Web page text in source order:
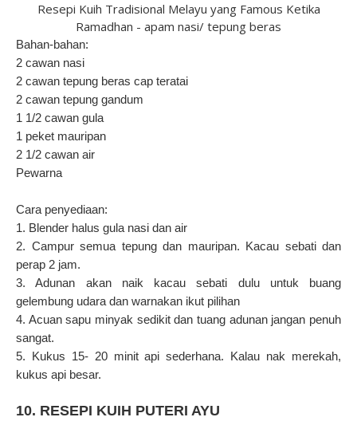
Resepi Kuih Tradisional Melayu yang Famous Ketika
Ramadhan - apam nasi/ tepung beras
Bahan-bahan:
2 cawan nasi
2 cawan tepung beras cap teratai
2 cawan tepung gandum
1 1/2 cawan gula
1 peket mauripan
2 1/2 cawan air
Pewarna
Cara penyediaan:
1. Blender halus gula nasi dan air
2. Campur semua tepung dan mauripan. Kacau sebati dan
perap 2 jam.
3. Adunan akan naik kacau sebati dulu untuk buang
gelembung udara dan warnakan ikut pilihan
4. Acuan sapu minyak sedikit dan tuang adunan jangan penuh
sangat.
5. Kukus 15- 20 minit api sederhana. Kalau nak merekah,
kukus api besar.
10. RESEPI KUIH PUTERI AYU